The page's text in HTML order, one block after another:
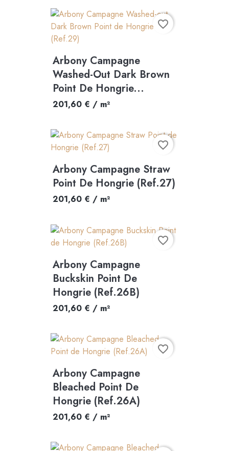
Arbony Campagne
Washed-Out Dark Brown
Point De Hongrie...
201,60 € / m²
favorite_border
Arbony Campagne Straw
Point De Hongrie (Ref.27)
201,60 € / m²
favorite_border
Arbony Campagne
Buckskin Point De
Hongrie (Ref.26B)
201,60 € / m²
favorite_border
Arbony Campagne
Bleached Point De
Hongrie (Ref.26A)
201,60 € / m²
favorite_border